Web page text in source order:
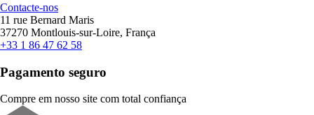
Contacte-nos
11 rue Bernard Maris
37270 Montlouis-sur-Loire, França
+33 1 86 47 62 58
Pagamento seguro
Compre em nosso site com total confiança